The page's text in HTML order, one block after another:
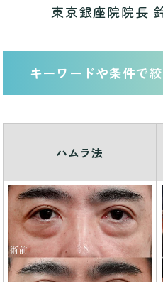
東京銀座院院長
キーワードや条件で
ハムラ法